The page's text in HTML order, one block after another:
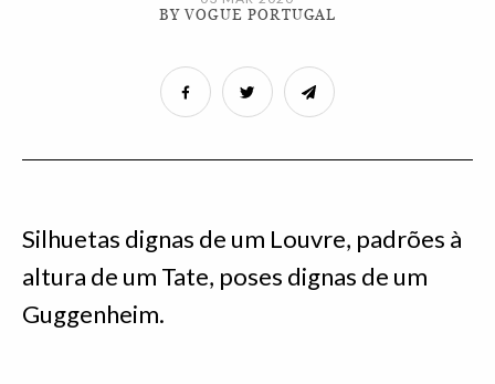
BY VOGUE PORTUGAL
Silhuetas dignas de um Louvre, padrões à
altura de um Tate, poses dignas de um
Guggenheim.